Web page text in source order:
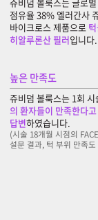
점유율 38% 엘러간사
바이크로스 제품으로
히알루론산 필러입니다.
높은 만족도
쥬비덤 볼룩스는 1회 시
의 환자들이 만족한다고
답변하였습니다.
(시술 18개월 시점의
설문 결과, 턱 부위 만족